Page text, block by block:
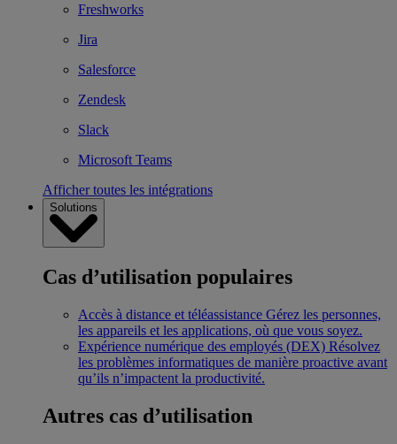
Freshworks
Jira
Salesforce
Zendesk
Slack
Microsoft Teams
Afficher toutes les intégrations
Solutions
Cas d’utilisation populaires
Accès à distance et téléassistance Gérez les personnes,
les appareils et les applications, où que vous soyez.
Expérience numérique des employés (DEX) Résolvez
les problèmes informatiques de manière proactive avant
qu’ils n’impactent la productivité.
Autres cas d’utilisation